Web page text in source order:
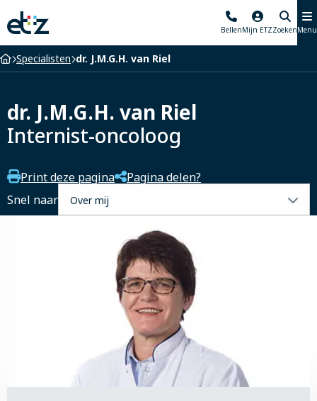
Elisabeth-
TweeSteden
Ziekenhuis
BellenMijn ETZZoekenMenu
Home
Specialisten dr. J.M.G.H. van Riel
dr. J.M.G.H. van Riel
Internist-oncoloog
Print deze pagina
Pagina delen?
Snel naar